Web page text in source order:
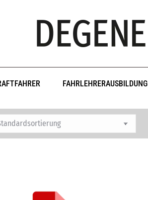
FAHRLEHRERAUSBILDUNG